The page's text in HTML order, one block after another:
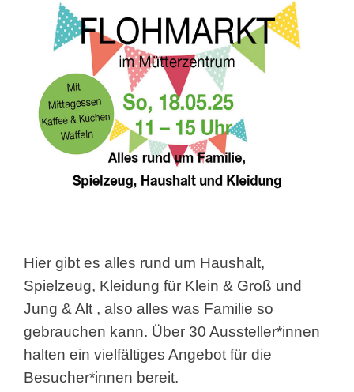
Hier gibt es alles rund um Haushalt,
Spielzeug, Kleidung für Klein & Groß und
Jung & Alt , also alles was Familie so
gebrauchen kann. Über 30 Aussteller*innen
halten ein vielfältiges Angebot für die
Besucher*innen bereit.